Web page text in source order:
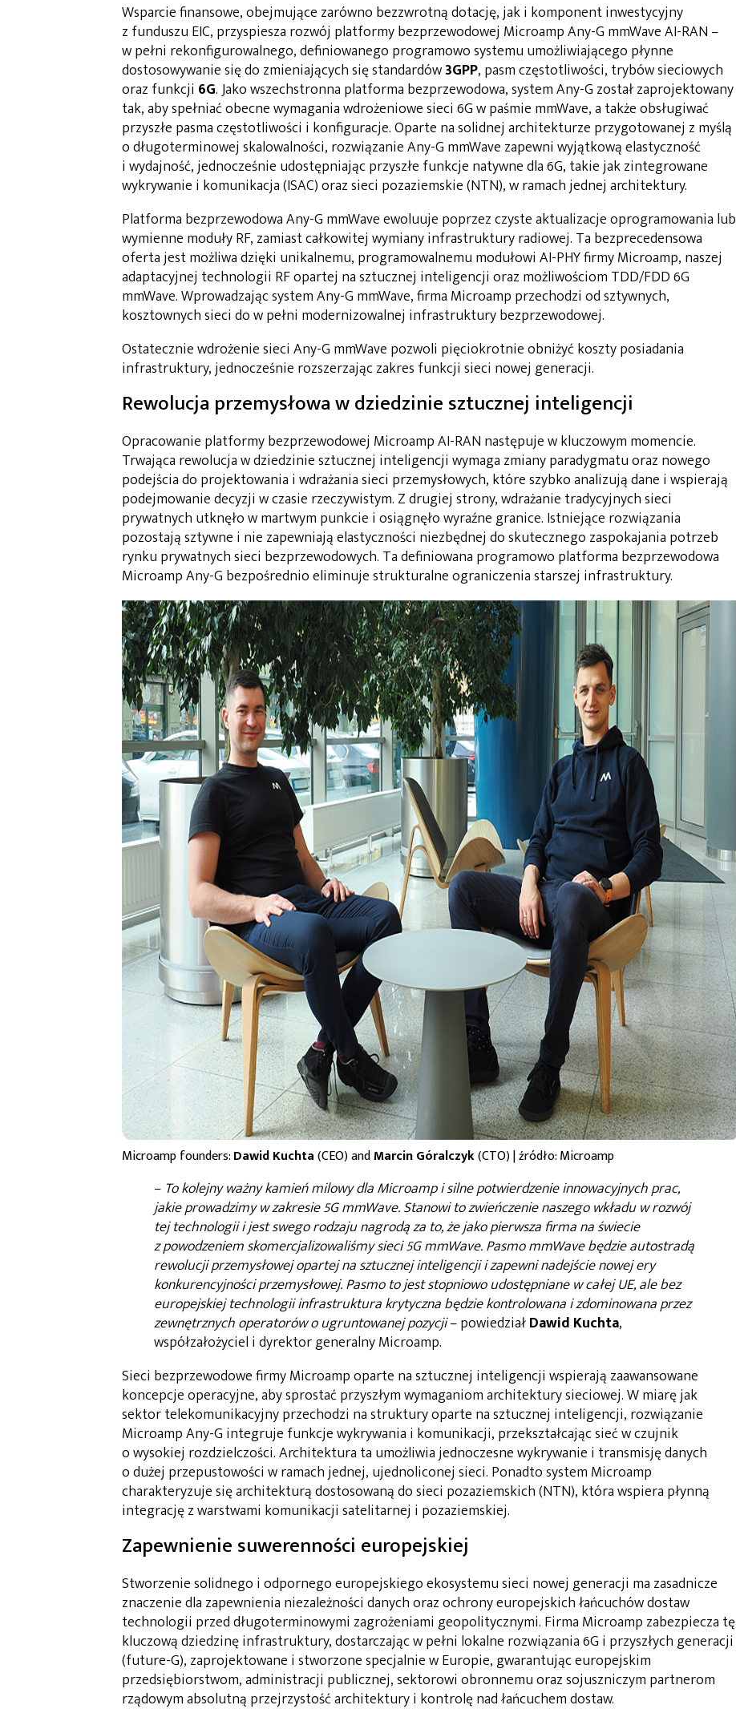
Wsparcie finansowe, obejmujące zarówno bezzwrotną dotację, jak i komponent inwestycyjny
z funduszu EIC, przyspiesza rozwój platformy bezprzewodowej Microamp Any-G mmWave AI-RAN –
w pełni rekonfigurowalnego, definiowanego programowo systemu umożliwiającego płynne
dostosowywanie się do zmieniających się standardów3GPP, pasm częstotliwości, trybów sieciowych
oraz funkcji 6G. Jako wszechstronna platforma bezprzewodowa, system Any-G został zaprojektowany
tak, aby spełniać obecne wymagania wdrożeniowe sieci 6G w paśmie mmWave, a także obsługiwać
przyszłe pasma częstotliwości i konfiguracje. Oparte na solidnej architekturze przygotowanej z myślą
o długoterminowej skalowalności, rozwiązanie Any-G mmWave zapewni wyjątkową elastyczność
i wydajność, jednocześnie udostępniając przyszłe funkcje natywne dla 6G, takie jak zintegrowane
wykrywanie i komunikacja (ISAC) oraz sieci pozaziemskie (NTN), w ramach jednej architektury.
Platforma bezprzewodowa Any-G mmWave ewoluuje poprzez czyste aktualizacje oprogramowania lub
wymienne moduły RF, zamiast całkowitej wymiany infrastruktury radiowej. Ta bezprecedensowa
oferta jest możliwa dzięki unikalnemu, programowalnemu modułowi AI-PHY firmy Microamp, naszej
adaptacyjnej technologii RF opartej na sztucznej inteligencji oraz możliwościom TDD/FDD 6G
mmWave. Wprowadzając system Any-G mmWave, firma Microamp przechodzi od sztywnych,
kosztownych sieci do w pełni modernizowalnej infrastruktury bezprzewodowej.
Ostatecznie wdrożenie sieci Any-G mmWave pozwoli pięciokrotnie obniżyć koszty posiadania
infrastruktury, jednocześnie rozszerzając zakres funkcji sieci nowej generacji.
Rewolucja przemysłowa w dziedzinie sztucznej inteligencji
Opracowanie platformy bezprzewodowej Microamp AI-RAN następuje w kluczowym momencie.
Trwająca rewolucja w dziedzinie sztucznej inteligencji wymaga zmiany paradygmatu oraz nowego
podejścia do projektowania i wdrażania sieci przemysłowych, które szybko analizują dane i wspierają
podejmowanie decyzji w czasie rzeczywistym. Z drugiej strony, wdrażanie tradycyjnych sieci
prywatnych utknęło w martwym punkcie i osiągnęło wyraźne granice. Istniejące rozwiązania
pozostają sztywne i nie zapewniają elastyczności niezbędnej do skutecznego zaspokajania potrzeb
rynku prywatnych sieci bezprzewodowych. Ta definiowana programowo platforma bezprzewodowa
Microamp Any-G bezpośrednio eliminuje strukturalne ograniczenia starszej infrastruktury.
Microamp founders:Dawid Kuchta(CEO) andMarcin Góralczyk(CTO) | źródło: Microamp
– To kolejny ważny kamień milowy dla Microamp i silne potwierdzenie innowacyjnych prac,
jakie prowadzimy w zakresie 5G mmWave. Stanowi to zwieńczenie naszego wkładu w rozwój
tej technologii i jest swego rodzaju nagrodą za to, że jako pierwsza firma na świecie
z powodzeniem skomercjalizowaliśmy sieci 5G mmWave. Pasmo mmWave będzie autostradą
rewolucji przemysłowej opartej na sztucznej inteligencji i zapewni nadejście nowej ery
konkurencyjności przemysłowej. Pasmo to jest stopniowo udostępniane w całej UE, ale bez
europejskiej technologii infrastruktura krytyczna będzie kontrolowana i zdominowana przez
zewnętrznych operatorów o ugruntowanej pozycji– powiedziałDawid Kuchta,
współzałożyciel i dyrektor generalny Microamp.
Sieci bezprzewodowe firmy Microamp oparte na sztucznej inteligencji wspierają zaawansowane
koncepcje operacyjne, aby sprostać przyszłym wymaganiom architektury sieciowej. W miarę jak
sektor telekomunikacyjny przechodzi na struktury oparte na sztucznej inteligencji, rozwiązanie
Microamp Any-G integruje funkcje wykrywania i komunikacji, przekształcając sieć w czujnik
o wysokiej rozdzielczości. Architektura ta umożliwia jednoczesne wykrywanie i transmisję danych
o dużej przepustowości w ramach jednej, ujednoliconej sieci. Ponadto system Microamp
charakteryzuje się architekturą dostosowaną do sieci pozaziemskich (NTN), która wspiera płynną
integrację z warstwami komunikacji satelitarnej i pozaziemskiej.
Zapewnienie suwerenności europejskiej
Stworzenie solidnego i odpornego europejskiego ekosystemu sieci nowej generacji ma zasadnicze
znaczenie dla zapewnienia niezależności danych oraz ochrony europejskich łańcuchów dostaw
technologii przed długoterminowymi zagrożeniami geopolitycznymi. Firma Microamp zabezpiecza tę
kluczową dziedzinę infrastruktury, dostarczając w pełni lokalne rozwiązania 6G i przyszłych generacji
(future-G), zaprojektowane i stworzone specjalnie w Europie, gwarantując europejskim
przedsiębiorstwom, administracji publicznej, sektorowi obronnemu oraz sojuszniczym partnerom
rządowym absolutną przejrzystość architektury i kontrolę nad łańcuchem dostaw.